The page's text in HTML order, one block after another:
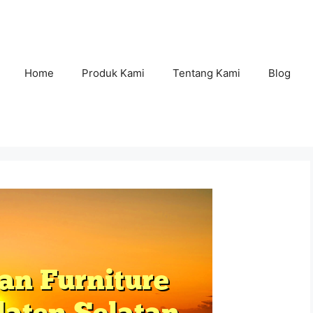
Home Produk Kami Tentang Kami Blog